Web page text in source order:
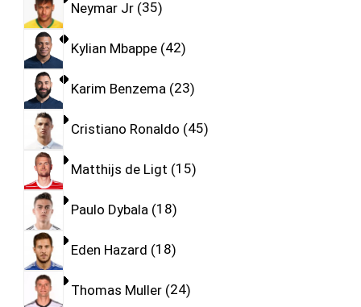
Neymar Jr 35
Kylian Mbappe 42
Karim Benzema 23
Cristiano Ronaldo 45
Matthijs de Ligt 15
Paulo Dybala 18
Eden Hazard 18
Thomas Muller 24